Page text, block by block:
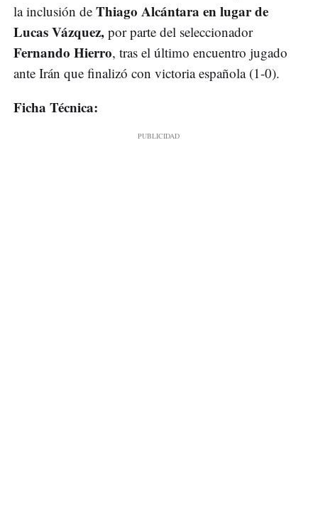
la inclusión de Thiago Alcántara en lugar de
Lucas Vázquez, por parte del seleccionador
Fernando Hierro, tras el último encuentro jugado
ante Irán que finalizó con victoria española (1-0).
Ficha Técnica: